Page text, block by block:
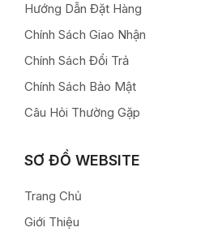
Hướng Dẫn Đặt Hàng
Chính Sách Giao Nhận
Chính Sách Đổi Trả
Chính Sách Bảo Mật
Câu Hỏi Thường Gặp
SƠ ĐỒ WEBSITE
Trang Chủ
Giới Thiệu